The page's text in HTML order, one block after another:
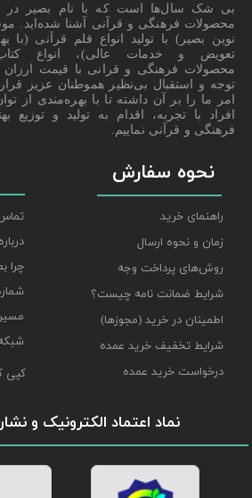
نحوه سفارش
راهنمای خرید
زمان و نحوه ارسال
روش‌های پرداخت وجه
شرایط ضمانت نامه چیست؟
اطمینان در خرید (مجوزها)
شرایط تخفیف خرید عمده
درخواست خرید عمده
نماد اعتماد الکترونیک و
چرا
بی شک سال‌ها است که با نام بصیر در
محصولات فرهنگی و قرآنی آشنا شده‌اید.
نوین بصیر) با تولید انواع قلم قرآنی (با
تعویض و خدمات عالی)، انواع
محصولات فرهنگی و قرانی با قیمت ارزان
توجه و استقبال بی‌نظیر هموطنان عزیز
امر ما را بر آن داشته تا با بهره‌مندی از
افراد با تجربه، اقدام به تولید و توزیع
فرهنگی و قرآنی نماییم.
کپی